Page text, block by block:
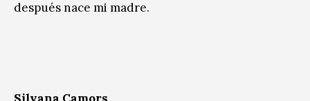
después nace mi madre.